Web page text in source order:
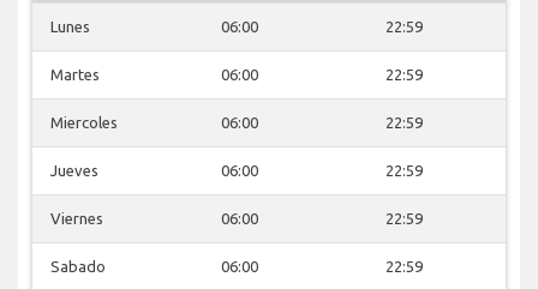
Lunes 06:00 22:59
Martes 06:00 22:59
Miercoles 06:00 22:59
Jueves 06:00 22:59
Viernes 06:00 22:59
Sabado 06:00 22:59